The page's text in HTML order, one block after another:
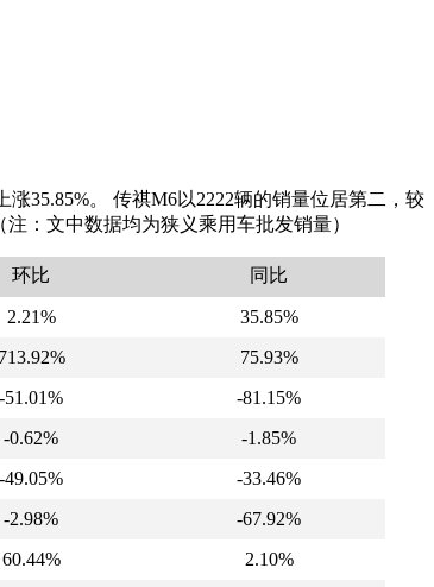
35.85%。 传祺M6以2222辆的销量位居第二，较
：文中数据均为狭义乘用车批发销量）
环比 同比
2.21%
35.85%
713.92%
75.93%
-51.01%
-81.15%
-0.62%
-1.85%
-49.05%
-33.46%
-2.98%
-67.92%
60.44%
2.10%